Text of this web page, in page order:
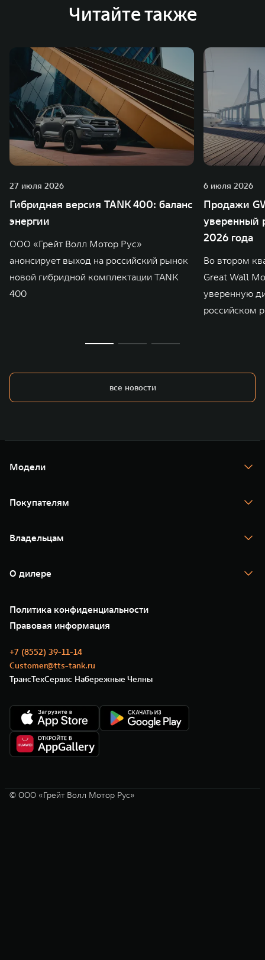
Читайте также
27 июля 2026
Гибридная версия TANK 400: баланс
энергии
ООО «Грейт Волл Мотор Рус»
анонсирует выход на российский рынок
новой гибридной комплектации TANK
400
6 июля 2026
Продажи
уверенный
2026 года
Во втором
Great Wall
уверенную
российском
все новости
Модели
TANK 400
TANK 500
Покупателям
Тест-драйв
TANK Финансы
Корпоративным клиентам
Зарядные станции
Владельцам
Помощь на дороге
Новые цифровые сервисы TANK
Сервис
Нулевое ТО
Моторные масла
О дилере
35 лет GWM
GWM ТЕХ ДЕНЬ
Новости
Политика конфиденциальности
Правовая информация
+7 (8552) 39-11-14
Customer@tts-tank.ru
ТрансТехСервис Набережные Челны
© ООО «Грейт Волл Мотор Рус»